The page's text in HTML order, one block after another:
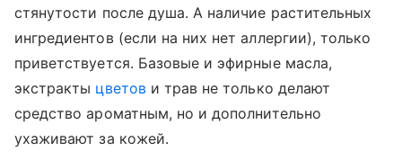
стянутости после душа. А наличие растительных
ингредиентов (если на них нет аллергии), только
приветствуется. Базовые и эфирные масла,
экстракты цветови трав не только делают
средство ароматным, но и дополнительно
ухаживают за кожей.